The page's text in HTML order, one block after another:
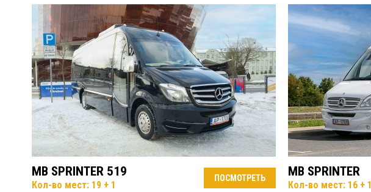
MB SPRINTER 519
Кол-во мест: 19 + 1
ПОСМОТРЕТЬ MB SPRINTER
Кол-во мест: 16 + 1